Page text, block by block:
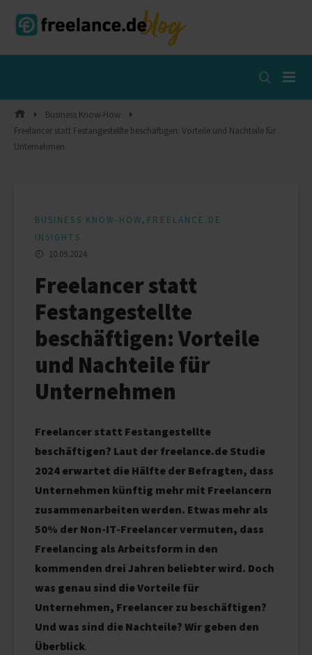
Open
Popup
Business Know-How
Freelancer statt Festangestellte beschäftigen: Vorteile und Nachteile für
Unternehmen
BUSINESS KNOW-HOW, FREELANCE.DE
INSIGHTS
10.09.2024
Freelancer statt
Festangestellte
beschäftigen: Vorteile
und Nachteile für
Unternehmen
Freelancer statt Festangestellte
beschäftigen? Laut der freelance.de Studie
2024 erwartet die Hälfte der Befragten, dass
Unternehmen künftig mehr mit Freelancern
zusammenarbeiten werden. Etwas mehr als
50% der Non-IT-Freelancer vermuten, dass
Freelancing als Arbeitsform in den
kommenden drei Jahren beliebter wird. Doch
was genau sind die Vorteile für
Unternehmen, Freelancer zu beschäftigen?
Und was sind die Nachteile? Wir geben den
Überblick.